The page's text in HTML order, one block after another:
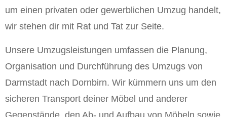
um einen privaten oder gewerblichen Umzug handelt,
wir stehen dir mit Rat und Tat zur Seite.
Unsere Umzugsleistungen umfassen die Planung,
Organisation und Durchführung des Umzugs von
Darmstadt nach Dornbirn. Wir kümmern uns um den
sicheren Transport deiner Möbel und anderer
Gegenstände, den Ab- und Aufbau von Möbeln sowie